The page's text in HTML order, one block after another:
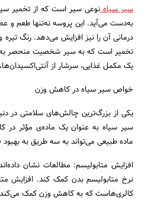
جستجو
سیر سیاهنوعی سیر است که از تخمیر
به‌دست می‌آید. این پروسه نه‌تنها طعم و
درمانی آن را نیز افزایش می‌دهد. رنگ
تخمیر است که به سیر شخصیت منحصر
یک مکمل غذایی، سرشار از
خواص سیر سیاه در کاهش وزن
یکی از بزرگ‌ترین چالش‌های سلامتی در
سیر سیاه به عنوان یک ماده‌ی مؤثر
ماده طبیعی می‌تواند به سه طریق به
افزایش متابولیسم: مطالعات نشان
نرخ متابولیسم بدن کمک کند. افزایش
کالری‌هاست که به کاهش وزن کمک